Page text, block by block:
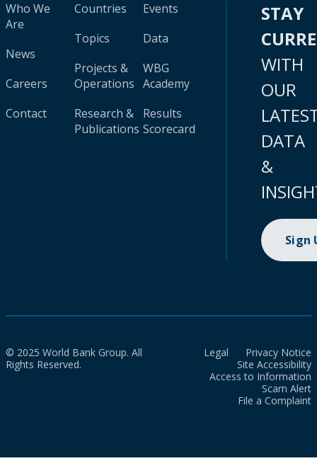
Who We
Are
News
Careers
Contact
Countries
Topics
Projects &
Operations
Research &
Publications
Events
Data
WBG
Academy
Results
Scorecard
STAY
WITH
OUR
DATA
&
Sign
© 2025 World Bank Group. All
Rights Reserved.
Legal
Privacy Notice
Site Accessibility
Access to Information
Scam Alert
File a Complaint